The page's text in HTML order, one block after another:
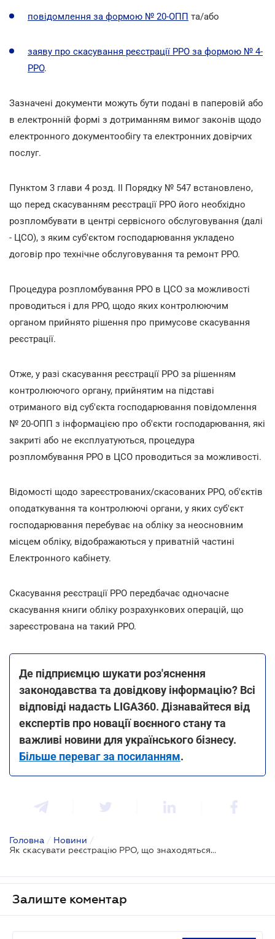
повідомлення за формою № 20-ОПП та/або
заяву про скасування реєстрації РРО за формою № 4-
РРО.
Зазначені документи можуть бути подані в паперовій або
в електронній формі з дотриманням вимог законів щодо
електронного документообігу та електронних довірчих
послуг.
Пунктом 3 глави 4 розд. II Порядку № 547 встановлено,
що перед скасуванням реєстрації РРО його необхідно
розпломбувати в центрі сервісного обслуговування (далі
- ЦСО), з яким суб'єктом господарювання укладено
договір про технічне обслуговування та ремонт РРО.
Процедура розпломбування РРО в ЦСО за можливості
проводиться і для РРО, щодо яких контролюючим
органом прийнято рішення про примусове скасування
реєстрації.
Отже, у разі скасування реєстрації РРО за рішенням
контролюючого органу, прийнятим на підставі
отриманого від суб'єкта господарювання повідомлення
№ 20-ОПП з інформацією про об'єкти господарювання, які
закриті або не експлуатуються, процедура
розпломбування РРО в ЦСО проводиться за можливості.
Відомості щодо зареєстрованих/скасованих РРО, об'єктів
оподаткування та контролюючі органи, у яких суб'єкт
господарювання перебуває на обліку за неосновним
місцем обліку, відображаються у приватній частині
Електронного кабінету.
Скасування реєстрації РРО передбачає одночасне
скасування книги обліку розрахункових операцій, що
зареєстрована на такий РРО.
Де підприємцю шукати роз'яснення
законодавства та довідкову інформацію? Всі
відповіді надасть LIGA360. Дізнавайтеся від
експертів про новації воєнного стану та
важливі новини для українського бізнесу.
Більше переваг за посиланням.
Головна / Новини /
Як скасувати реєстрацію РРО, що знаходяться на тимчасово окупованих територіях
Залиште коментар